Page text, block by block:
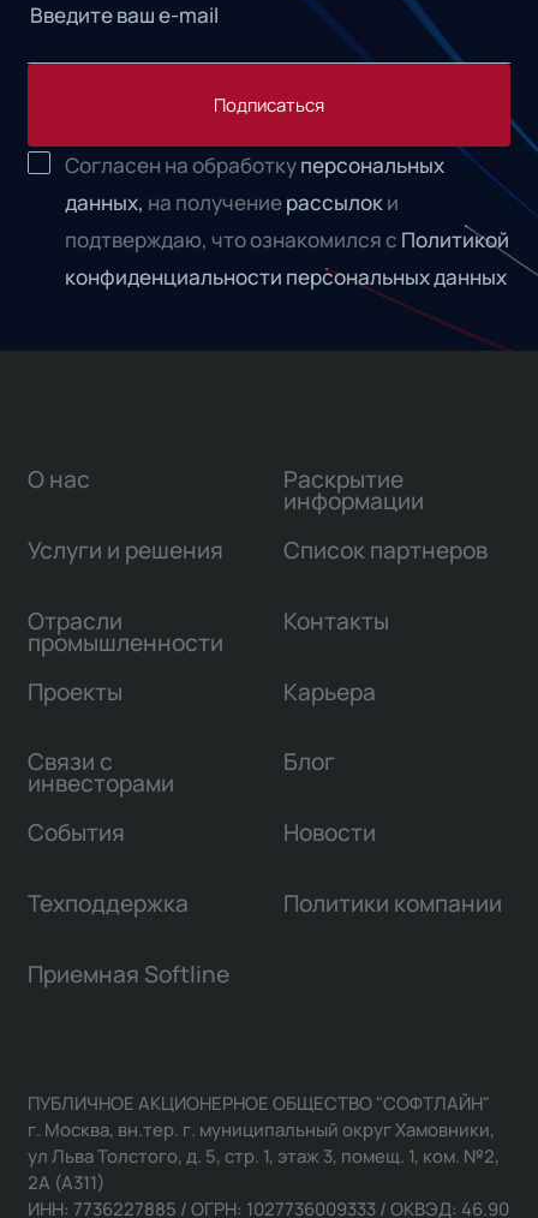
Подписаться
Согласен на обработкуперсональных
данных, на получениерассылоки
подтверждаю, что ознакомился с Политикой
конфиденциальности персональных данных
О нас
Услуги и решения
Отрасли
промышленности
Проекты
Связи с
инвесторами
Раскрытие
информации
Список партнеров
Контакты
Карьера
Блог
События Новости
Техподдержка Политики компании
Приемная Softline
ПУБЛИЧНОЕ АКЦИОНЕРНОЕ ОБЩЕСТВО "СОФТЛАЙН"
г. Москва, вн.тер. г. муниципальный округ Хамовники,
ул Льва Толстого, д. 5, стр. 1, этаж 3, помещ. 1, ком. №2,
2А (А311)
ИНН: 7736227885 / ОГРН: 1027736009333 / ОКВЭД: 46.90